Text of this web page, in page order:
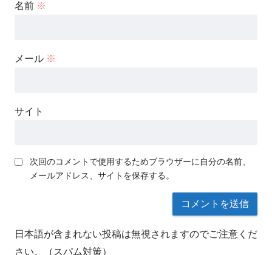
名前 ※
メール ※
サイト
次回のコメントで使用するためブラウザーに自分の名前、
メールアドレス、サイトを保存する。
日本語が含まれない投稿は無視されますのでご注意くだ
さい。（スパム対策）